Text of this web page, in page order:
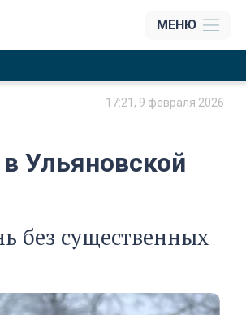
МЕНЮ
17:21, 9 февраля 2026
Ульяновской
без существенных